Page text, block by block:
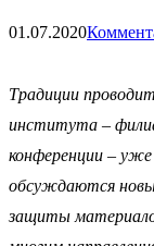
01.07.2020
Tрадиции
института –
конференции –
обсуждаются
защиты